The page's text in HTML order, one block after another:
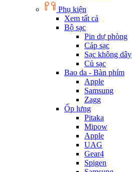
Phụ kiện
Xem tất cả
Bộ sạc
Pin dự phòng
Cáp sạc
Sạc không dây
Củ sạc
Bao da - Bàn phím
Apple
Samsung
Zagg
Ốp lưng
Pitaka
Mipow
Apple
UAG
Gear4
Spigen